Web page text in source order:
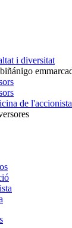
i diversitat
de l'accionista